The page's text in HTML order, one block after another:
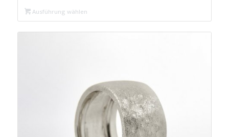
€ 39,99
Ausführung wählen